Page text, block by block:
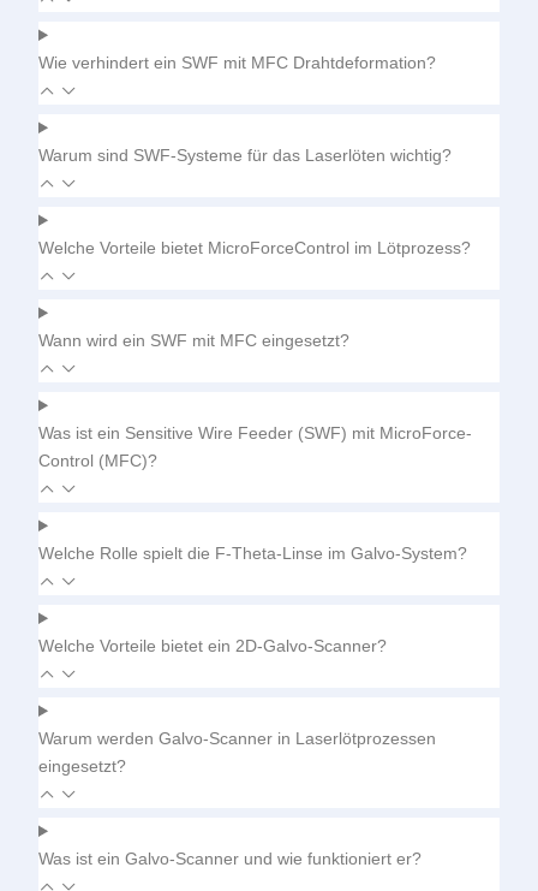
Wie verhindert ein SWF mit MFC Drahtdeformation?
Warum sind SWF-Systeme für das Laserlöten wichtig?
Welche Vorteile bietet MicroForce­Control im Lötprozess?
Wann wird ein SWF mit MFC eingesetzt?
Was ist ein Sensitive Wire Feeder (SWF) mit MicroForce­
Control (MFC)?
Welche Rolle spielt die F-Theta-Linse im Galvo-System?
Welche Vorteile bietet ein 2D-Galvo-Scanner?
Warum werden Galvo-Scanner in Laserlötprozessen
eingesetzt?
Was ist ein Galvo-Scanner und wie funktioniert er?